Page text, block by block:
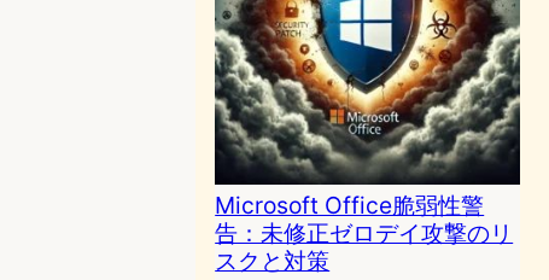
Microsoft Office脆弱性警
告：未修正ゼロデイ攻撃のリ
スクと対策